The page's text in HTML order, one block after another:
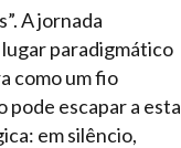
A jornada
paradigmático
como um fio
pode escapar a esta
em silêncio,